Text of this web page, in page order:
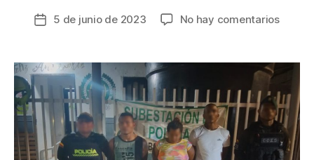
Fecha
entrada
5 de junio de 2023 No hay comentariosen
fueron
seis
en